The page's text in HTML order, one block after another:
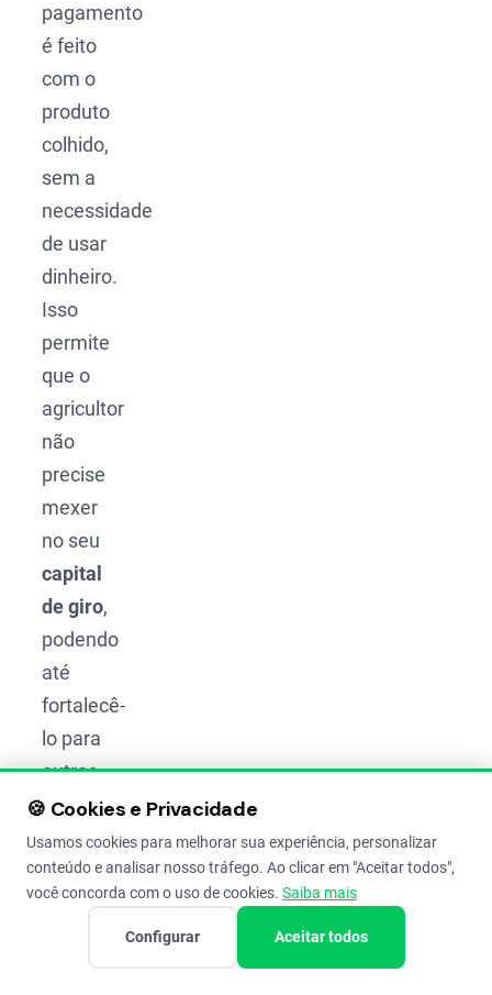
pagamento
é feito
com o
produto
colhido,
sem a
necessidade
de usar
dinheiro.
Isso
permite
que o
agricultor
não
precise
mexer
no seu
capital
de giro,
podendo
até
fortalecê-
lo para
outras
necessidades.
Historicamente,
essa
lembra o
🍪 Cookies e Privacidade
Usamos cookies para melhorar sua experiência, personalizar
conteúdo e analisar nosso tráfego. Ao clicar em "Aceitar todos",
você concorda com o uso de cookies. Saiba mais
Configurar Aceitar todos